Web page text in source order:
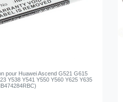
pour Huawei Ascend G521 G615
Y538 Y541 Y550 Y560 Y625 Y635